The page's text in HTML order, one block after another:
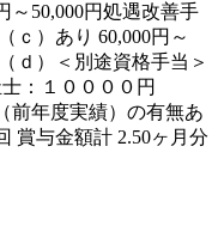
～50,000円処遇改善手
ｃ）あり 60,000円～
ｄ）＜別途資格手当＞
：１００００円
前年度実績）の有無あ
賞与金額計 2.50ヶ月分